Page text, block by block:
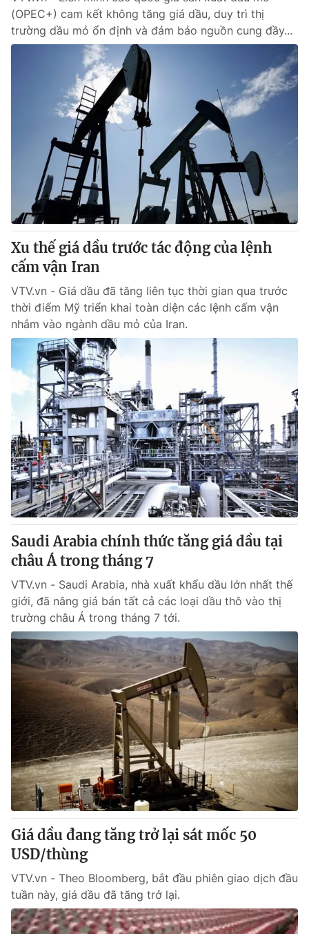
(OPEC+) cam kết không tăng giá dầu, duy trì thị
trường dầu mỏ ổn định và đảm bảo nguồn cung đầy...
Xu thế giá dầu trước tác động của lệnh
cấm vận Iran
VTV.vn - Giá dầu đã tăng liên tục thời gian qua trước
thời điểm Mỹ triển khai toàn diện các lệnh cấm vận
nhắm vào ngành dầu mỏ của Iran.
Saudi Arabia chính thức tăng giá dầu tại
châu Á trong tháng 7
VTV.vn - Saudi Arabia, nhà xuất khẩu dầu lớn nhất thế
giới, đã nâng giá bán tất cả các loại dầu thô vào thị
trường châu Á trong tháng 7 tới.
Giá dầu đang tăng trở lại sát mốc 50
USD/thùng
VTV.vn - Theo Bloomberg, bắt đầu phiên giao dịch đầu
tuần này, giá dầu đã tăng trở lại.